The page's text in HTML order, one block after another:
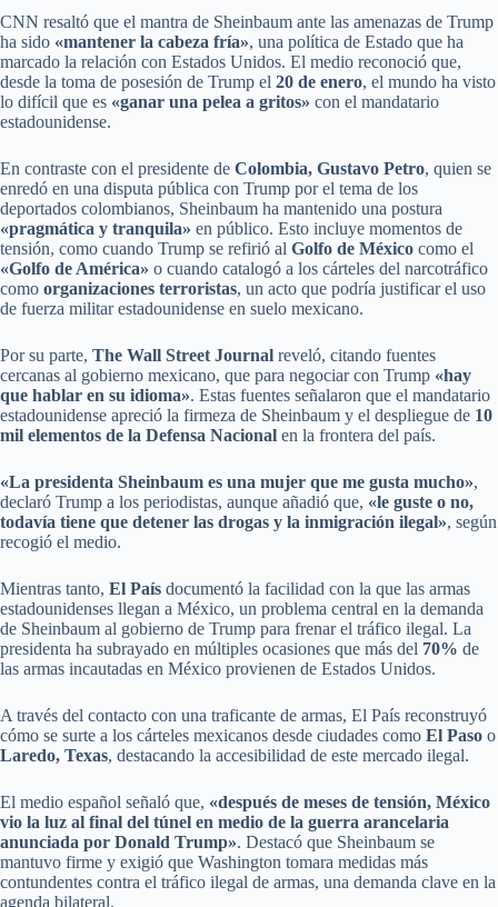
CNN resaltó que el mantra de Sheinbaum ante las amenazas de Trump
ha sido «mantener la cabeza fría», una política de Estado que ha
marcado la relación con Estados Unidos. El medio reconoció que,
desde la toma de posesión de Trump el 20 de enero, el mundo ha visto
lo difícil que es «ganar una pelea a gritos» con el mandatario
estadounidense.
En contraste con el presidente de Colombia, Gustavo Petro, quien se
enredó en una disputa pública con Trump por el tema de los
deportados colombianos, Sheinbaum ha mantenido una postura
«pragmática y tranquila» en público. Esto incluye momentos de
tensión, como cuando Trump se refirió al Golfo de México como el
«Golfo de América» o cuando catalogó a los cárteles del narcotráfico
como organizaciones terroristas, un acto que podría justificar el uso
de fuerza militar estadounidense en suelo mexicano.
Por su parte, The Wall Street Journal reveló, citando fuentes
cercanas al gobierno mexicano, que para negociar con Trump «hay
que hablar en su idioma». Estas fuentes señalaron que el mandatario
estadounidense apreció la firmeza de Sheinbaum y el despliegue de 10
mil elementos de la Defensa Nacional en la frontera del país.
«La presidenta Sheinbaum es una mujer que me gusta mucho»,
declaró Trump a los periodistas, aunque añadió que, «le guste o no,
todavía tiene que detener las drogas y la inmigración ilegal», según
recogió el medio.
Mientras tanto, El País documentó la facilidad con la que las armas
estadounidenses llegan a México, un problema central en la demanda
de Sheinbaum al gobierno de Trump para frenar el tráfico ilegal. La
presidenta ha subrayado en múltiples ocasiones que más del 70% de
las armas incautadas en México provienen de Estados Unidos.
A través del contacto con una traficante de armas, El País reconstruyó
cómo se surte a los cárteles mexicanos desde ciudades como El Paso o
Laredo, Texas, destacando la accesibilidad de este mercado ilegal.
El medio español señaló que, «después de meses de tensión, México
vio la luz al final del túnel en medio de la guerra arancelaria
anunciada por Donald Trump». Destacó que Sheinbaum se
mantuvo firme y exigió que Washington tomara medidas más
contundentes contra el tráfico ilegal de armas, una demanda clave en la
agenda bilateral.